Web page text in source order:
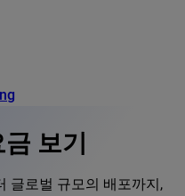
보기
글로벌 규모의 배포까지,